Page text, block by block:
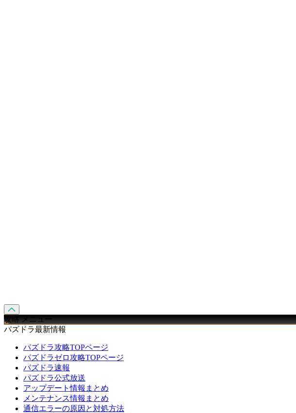
攻略 メニュー
パズドラ最新情報
パズドラ攻略TOPページ
パズドラゼロ攻略TOPページ
パズドラ速報
パズドラ公式放送
アップデート情報まとめ
メンテナンス情報まとめ
通信エラーの原因と対処方法